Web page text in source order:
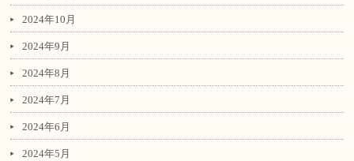
2024年10月
2024年9月
2024年8月
2024年7月
2024年6月
2024年5月